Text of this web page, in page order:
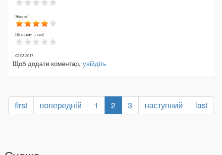
Якість:
Ціни (вис -> низ):
02.03.2017
Щоб додати коментар, увійдіть
first попередній 1 2 3 наступний last